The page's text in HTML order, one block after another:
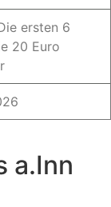
ersten 6
20 Euro
a.Inn